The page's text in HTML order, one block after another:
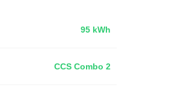
95 kWh
CCS Combo 2